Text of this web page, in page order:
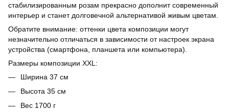
стабилизированным розам прекрасно дополнит современный
интерьер и станет долговечной альтернативой живым цветам.
Обратите внимание: оттенки цвета композиции могут
незначительно отличаться в зависимости от настроек экрана
устройства (смартфона, планшета или компьютера).
Размеры композиции XXL:
Ширина 37 см
Высота 35 см
Вес 1700 г